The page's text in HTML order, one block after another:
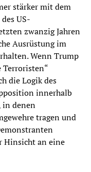
stärker mit dem
US-
zwanzig Jahren
Ausrüstung im
Wenn Trump
Terroristen“
die Logik des
innerhalb
in denen
tragen und
Hinsicht an eine